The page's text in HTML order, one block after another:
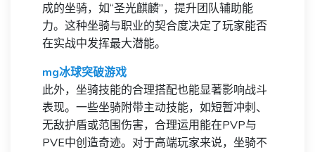
成的坐骑，如“圣光麒麟”，提升团队辅助能
力。这种坐骑与职业的契合度决定了玩家能否
在实战中发挥最大潜能。
mg冰球突破游戏
此外，坐骑技能的合理搭配也能显著影响战斗
表现。一些坐骑附带主动技能，如短暂冲刺、
无敌护盾或范围伤害，合理运用能在PVP与
PVE中创造奇迹。对于高端玩家来说，坐骑不